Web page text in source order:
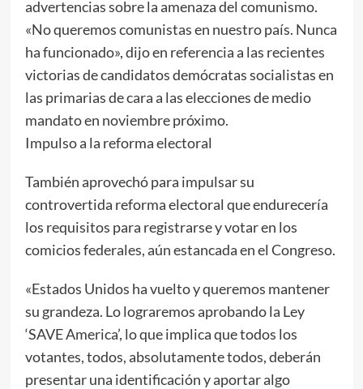
advertencias sobre la amenaza del comunismo.
«No queremos comunistas en nuestro país. Nunca
ha funcionado», dijo en referencia a las recientes
victorias de candidatos demócratas socialistas en
las primarias de cara a las elecciones de medio
mandato en noviembre próximo.
Impulso a la reforma electoral
También aprovechó para impulsar su
controvertida reforma electoral que endurecería
los requisitos para registrarse y votar en los
comicios federales, aún estancada en el Congreso.
«Estados Unidos ha vuelto y queremos mantener
su grandeza. Lo lograremos aprobando la Ley
‘SAVE America’, lo que implica que todos los
votantes, todos, absolutamente todos, deberán
presentar una identificación y aportar algo